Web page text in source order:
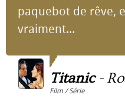
paquebot de rêve,
vraiment...
Titanic-
Film / Série